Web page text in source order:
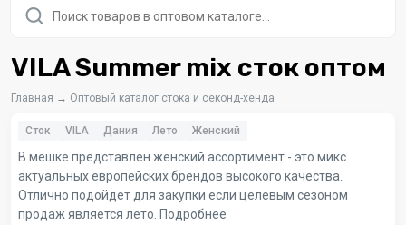
товаров
VILA Summer mix сток оптом
Главная → Оптовый каталог стока и секонд-хенда
Сток VILA Дания Лето Женский
В мешке представлен женский ассортимент - это микс
актуальных европейских брендов высокого качества.
Отлично подойдет для закупки если целевым сезоном
продаж является лето. Подробнее